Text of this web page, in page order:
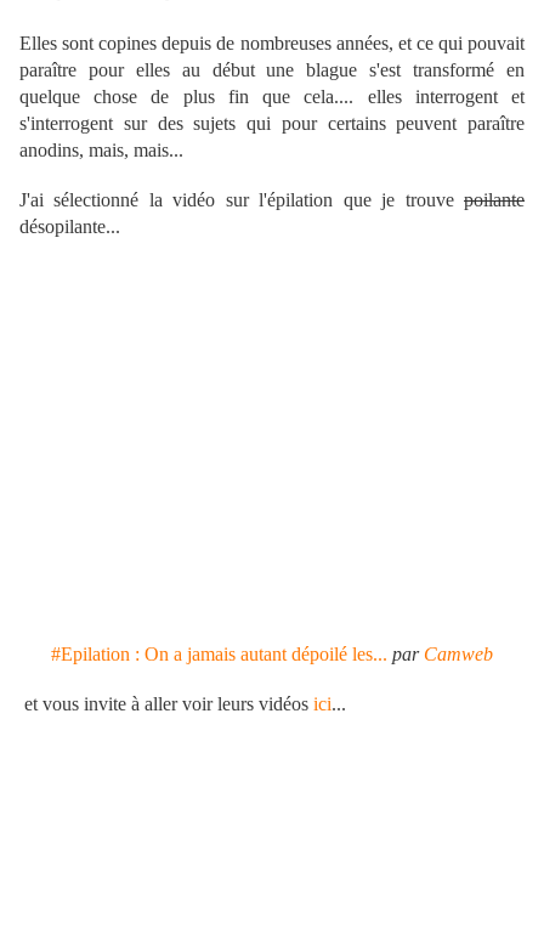
Elles sont copines depuis de nombreuses années, et ce qui pouvait
paraître pour elles au début une blague s'est transformé en
quelque chose de plus fin que cela.... elles interrogent et
s'interrogent sur des sujets qui pour certains peuvent paraître
anodins, mais, mais...
J'ai sélectionné la vidéo sur l'épilation que je trouve poilante
désopilante...
#Epilation : On a jamais autant dépoilé les... par Camweb
et vous invite à aller voir leurs vidéos ici...